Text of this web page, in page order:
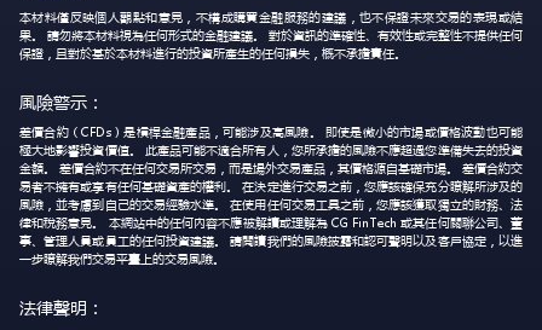
本材料僅反映個人觀點和意見，不構成購買金融服務的建議，也不保證未來交易的表現或結
果。 請勿將本材料視為任何形式的金融建議。 對於資訊的準確性、有效性或完整性不提供任何
保證，且對於基於本材料進行的投資所產生的任何損失，概不承擔責任。
風險警示：
差價合約（CFDs）是槓桿金融產品，可能涉及高風險。 即使是微小的市場或價格波動也可能
極大地影響投資價值。 此產品可能不適合所有人，您所承擔的風險不應超過您準備失去的投資
金額。 差價合約不在任何交易所交易，而是場外交易產品，其價格源自基礎市場。 差價合約交
易者不擁有或享有任何基礎資產的權利。 在決定進行交易之前，您應該確保充分瞭解所涉及的
風險，並考慮到自己的交易經驗水準。 在使用任何交易工具之前，您應該獲取獨立的財務、法
律和稅務意見。 本網站中的任何內容不應被解讀或理解為 CG FinTech 或其任何關聯公司、董
事、管理人員或員工的任何投資建議。 請閱讀我們的風險披露和認可聲明以及客戶協定，以進
一步瞭解我們交易平臺上的交易風險。
法律聲明：